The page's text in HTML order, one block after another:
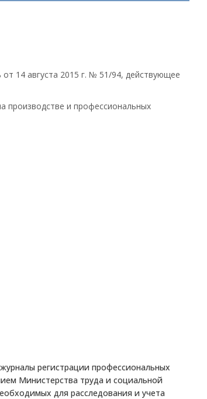
14 августа 2015 г. № 51/94, действующее
производстве и профессиональных
регистрации профессиональных
Министерства труда и социальной
для расследования и учета